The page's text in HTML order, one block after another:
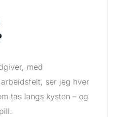
med
ser jeg hver
tas langs kysten – og